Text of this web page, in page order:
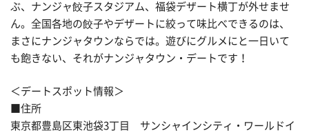
ぶ、ナンジャ餃子スタジアム、福袋デザート横丁が外せませ
ん。全国各地の餃子やデザートに絞って味比べできるのは、
まさにナンジャタウンならでは。遊びにグルメにと一日いて
も飽きない、それがナンジャタウン・デートです！
＜デートスポット情報＞
■住所
東京都豊島区東池袋3丁目 サンシャインシティ・ワールドイ